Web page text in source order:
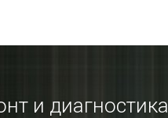
и диагностика